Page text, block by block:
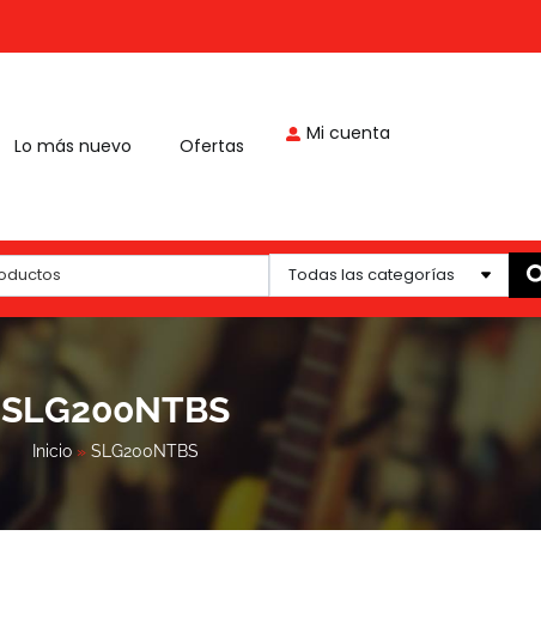
Lo más nuevo Ofertas
Mi cuenta
Todas las categorías
SLG200NTBS
Inicio» SLG200NTBS